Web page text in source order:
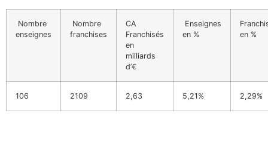
Nombre
enseignes
Nombre
franchises
CA
Franchisés
en
milliards
d’€
Enseignes
en %
en %
106 2109 2,63 5,21% 2,29%